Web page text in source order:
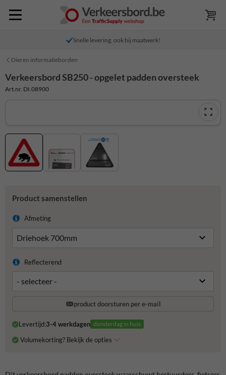
Snelle levering, ook bij maatwerk!
Dieren informatieborden
Verkeersbord SB250 - opgelet padden oversteek
Art.nr. DI.08900
Product samenstellen
Afmeting
Reflecterend
product doorsturen per e-mail
Levertijd:3-4 werkdagen donderdag in huis
Volumekorting? Bekijk de opties